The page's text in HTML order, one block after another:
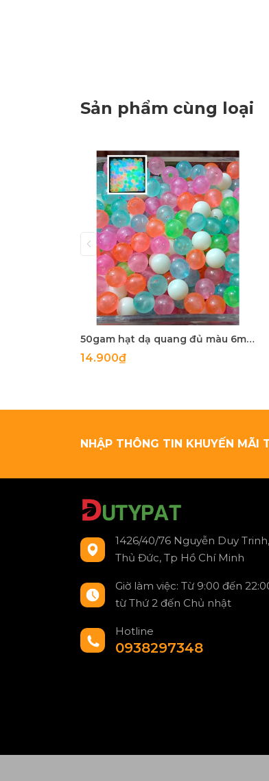
Sản phẩm cùng loại
50gam hạt dạ quang đủ màu 6mm, 8mm, 10mm, 12mm, hạt nhựa tròn
14.900₫
NHẬP THÔNG TIN KHUYẾN MÃI
1426/40/76 Nguyễn Duy
Thủ Đức, Tp Hồ Chí Minh
Giờ làm việc: Từ 9:00 đến
từ Thứ 2 đến Chủ nhật
Hotline
0938297348